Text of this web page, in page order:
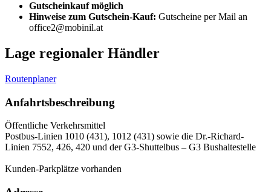
Gutscheinkauf möglich
Hinweise zum Gutschein-Kauf: Gutscheine per Mail an
office2@mobinil.at
Lage regionaler Händler
Routenplaner
Anfahrtsbeschreibung
Öffentliche Verkehrsmittel
Postbus-Linien 1010 (431), 1012 (431) sowie die Dr.-Richard-
Linien 7552, 426, 420 und der G3-Shuttelbus – G3 Bushaltestelle
Kunden-Parkplätze vorhanden